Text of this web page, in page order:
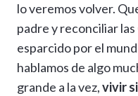
lo veremos volver.
padre y reconciliar
esparcido por el
hablamos de algo
grande a la vez,vivir